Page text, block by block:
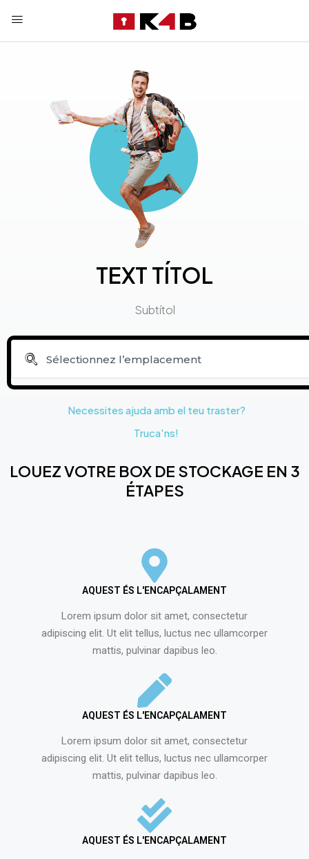
TEXT TÍTOL
Subtítol
Necessites ajuda amb el teu traster?
Truca'ns!
LOUEZ VOTRE BOX DE STOCKAGE EN 3
ÉTAPES
AQUEST ÉS L'ENCAPÇALAMENT
Lorem ipsum dolor sit amet, consectetur
adipiscing elit. Ut elit tellus, luctus nec ullamcorper
mattis, pulvinar dapibus leo.
AQUEST ÉS L'ENCAPÇALAMENT
Lorem ipsum dolor sit amet, consectetur
adipiscing elit. Ut elit tellus, luctus nec ullamcorper
mattis, pulvinar dapibus leo.
AQUEST ÉS L'ENCAPÇALAMENT